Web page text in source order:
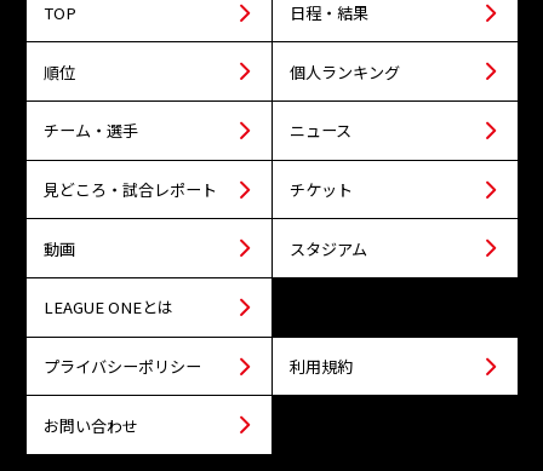
TOP 日程・結果
順位 個人ランキング
チーム・選手 ニュース
見どころ・試合レポート チケット
動画 スタジアム
LEAGUE ONEとは
プライバシーポリシー 利用規約
お問い合わせ